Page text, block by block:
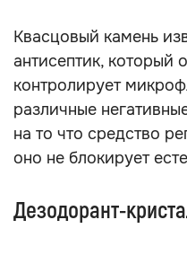
Квасцовый камень
антисептик, который
контролирует
различные
на то что средство
оно не блокирует
Дезодорант-